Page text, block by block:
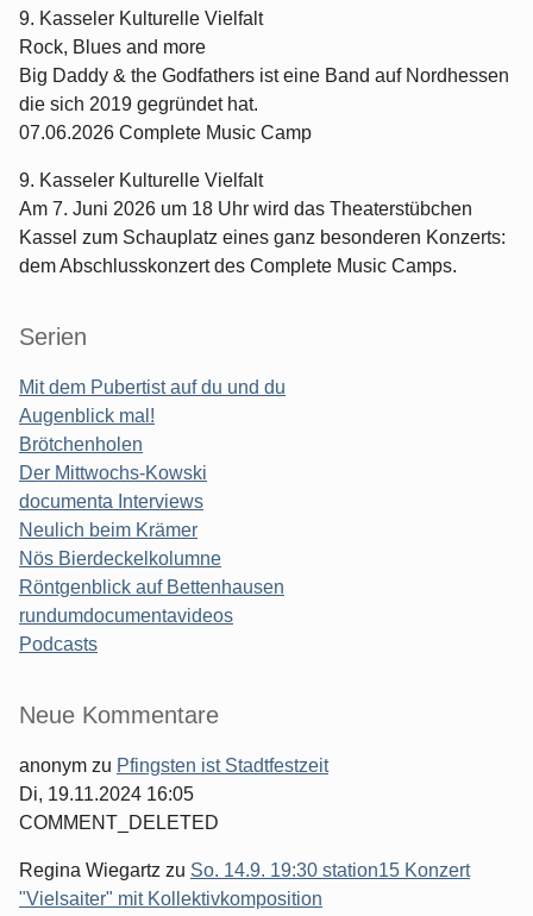
9. Kasseler Kulturelle Vielfalt
Rock, Blues and more
Big Daddy & the Godfathers ist eine Band auf Nordhessen
die sich 2019 gegründet hat.
07.06.2026 Complete Music Camp
9. Kasseler Kulturelle Vielfalt
Am 7. Juni 2026 um 18 Uhr wird das Theaterstübchen
Kassel zum Schauplatz eines ganz besonderen Konzerts:
dem Abschlusskonzert des Complete Music Camps.
Serien
Mit dem Pubertist auf du und du
Augenblick mal!
Brötchenholen
Der Mittwochs-Kowski
documenta Interviews
Neulich beim Krämer
Nös Bierdeckelkolumne
Röntgenblick auf Bettenhausen
rundumdocumentavideos
Podcasts
Seitenleiste
Neue Kommentare
anonym zu Pfingsten ist Stadtfestzeit
Di, 19.11.2024 16:05
COMMENT_DELETED
Regina Wiegartz zu So. 14.9. 19:30 station15 Konzert
"Vielsaiter" mit Kollektivkomposition